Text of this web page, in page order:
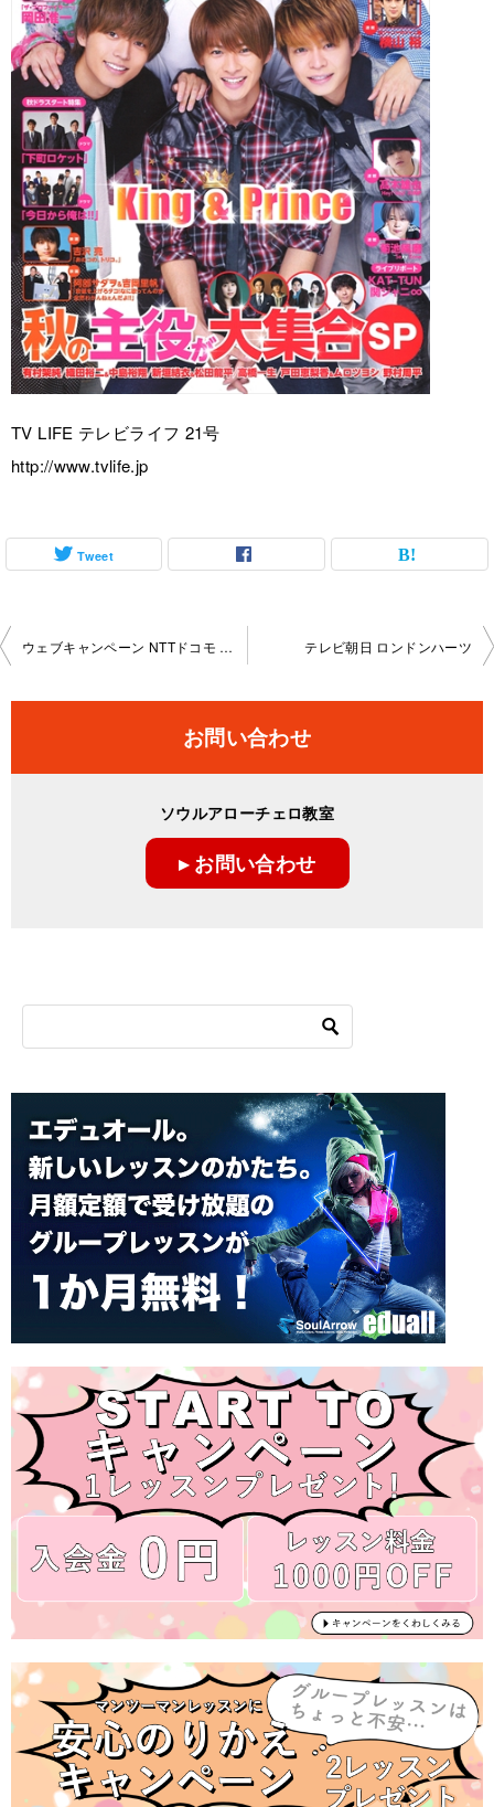
TV LIFE テレビライフ 21号
http://www.tvlife.jp
Tweet
投
ビ
ウェブキャンペーン NTTドコモ presents うた手紙 テレビ朝日 ロンドンハーツ
お問い合わせ
ソウルアローチェロ教室
▸ お問い合わせ